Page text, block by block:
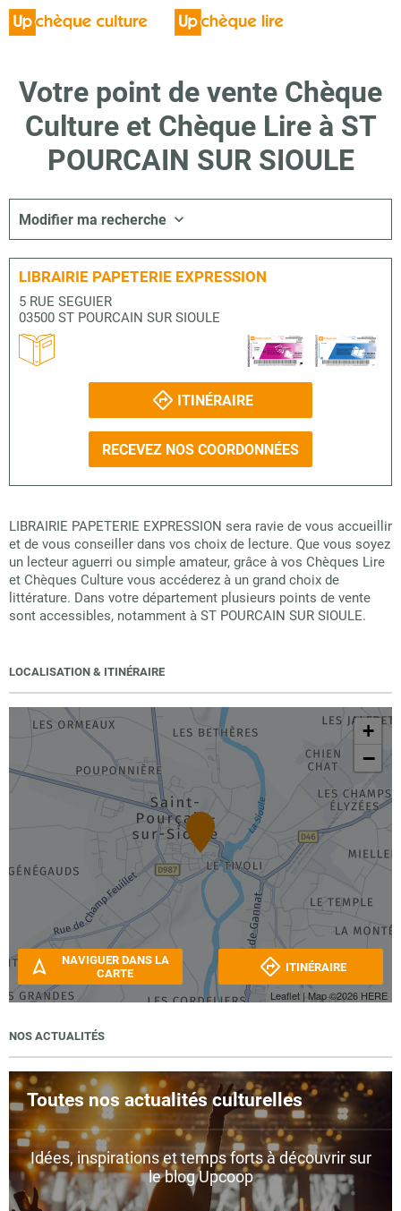
Votre point de vente Chèque
Culture et Chèque Lire à ST
POURCAIN SUR SIOULE
Modifier ma recherche
LIBRAIRIE PAPETERIE EXPRESSION
5 RUE SEGUIER
03500 ST POURCAIN SUR SIOULE
ITINÉRAIRE
RECEVEZ NOS COORDONNÉES
LIBRAIRIE PAPETERIE EXPRESSION sera ravie de vous accueillir
et de vous conseiller dans vos choix de lecture. Que vous soyez
un lecteur aguerri ou simple amateur, grâce à vos Chèques Lire
et Chèques Culture vous accéderez à un grand choix de
littérature. Dans votre département plusieurs points de vente
sont accessibles, notamment à ST POURCAIN SUR SIOULE.
LOCALISATION & ITINÉRAIRE
+
−
Leaflet | Map ©2026 HERE
NAVIGUER DANS LA
CARTE
ITINÉRAIRE
NOS ACTUALITÉS
Toutes nos actualités culturelles
Idées, inspirations et temps forts à découvrir sur
le blog Upcoop